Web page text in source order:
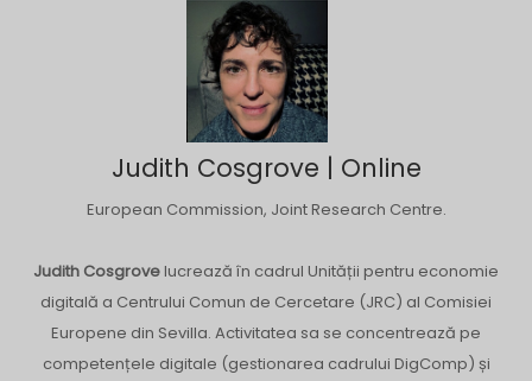
Judith Cosgrove | Online
European Commission, Joint Research Centre.
Judith Cosgrove lucrează în cadrul Unității pentru economie
digitală a Centrului Comun de Cercetare (JRC) al Comisiei
Europene din Sevilla. Activitatea sa se concentrează pe
competențele digitale (gestionarea cadrului DigComp) și